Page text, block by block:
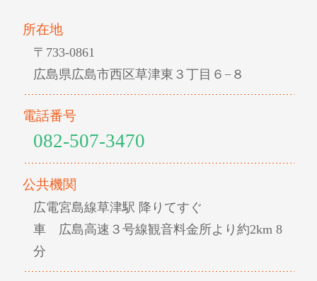
所在地
〒733-0861
広島県広島市西区草津東３丁目６−８
電話番号
082-507-3470
公共機関
広電宮島線草津駅 降りてすぐ
車 広島高速３号線観音料金所より約2km 8
分